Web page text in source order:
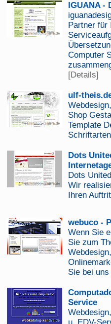
IGUANA -
Partner für
Computer
[Details]
ulf-
Shop
Template
Dots
Dots
Wir
Ihren
webuco -
Wenn Sie
Sie zum
Sie bei
Service